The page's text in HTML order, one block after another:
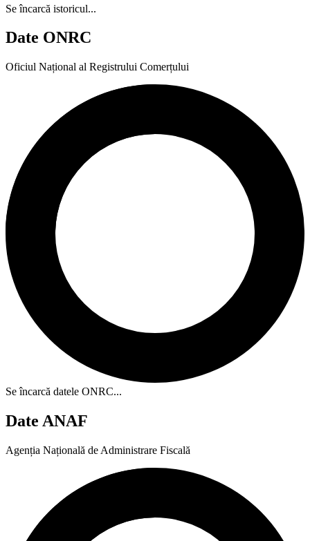
Se încarcă istoricul...
Date ONRC
Oficiul Național al Registrului Comerțului
Se încarcă datele ONRC...
Date ANAF
Agenția Națională de Administrare Fiscală